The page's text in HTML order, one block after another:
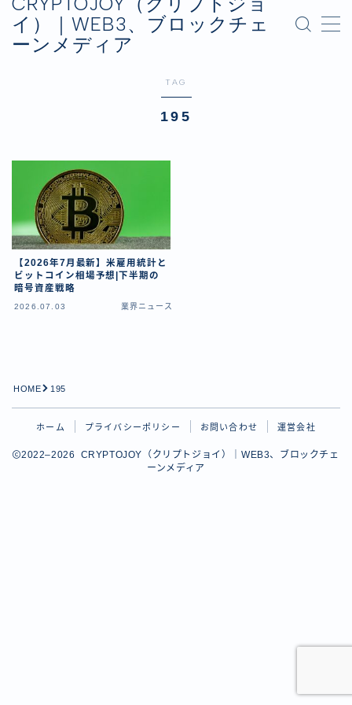
イ）｜WEB3、ブロックチェ
ーンメディア
MENU
TAG
195
【2026年7月最新】米雇用統計と
ビットコイン相場予想|下半期の
暗号資産戦略
2026.07.03 業界ニュース
HOME 195
ホーム プライバシーポリシー お問い合わせ 運営会社
2022–2026 CRYPTOJOY（クリプトジョイ）｜WEB3、ブロックチェ
ーンメディア